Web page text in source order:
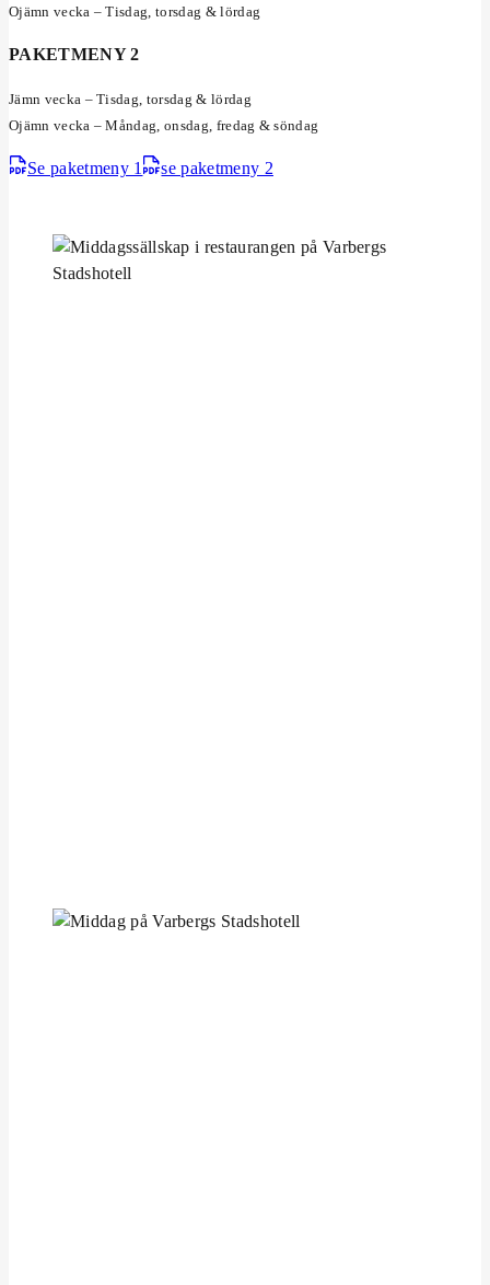
Ojämn vecka – Tisdag, torsdag & lördag
PAKETMENY 2
Jämn vecka – Tisdag, torsdag & lördag
Ojämn vecka – Måndag, onsdag, fredag & söndag
Se paketmeny 1 se paketmeny 2